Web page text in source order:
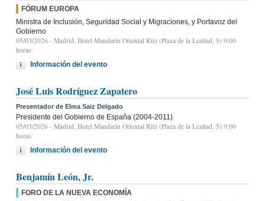
FÓRUM EUROPA
Ministra de Inclusión, Seguridad Social y Migraciones, y Portavoz del
Gobierno
05/03/2026 - Madrid, Hotel Mandarin Oriental Ritz (Plaza de la Lealtad, 5) 9:00
horas
Información del evento
José Luis Rodríguez Zapatero
Presentador de Elma Saiz Delgado
Presidente del Gobierno de España (2004-2011)
05/03/2026 - Madrid, Hotel Mandarin Oriental Ritz (Plaza de la Lealtad, 5) 9:00
horas
Información del evento
Benjamín León, Jr.
FORO DE LA NUEVA ECONOMÍA